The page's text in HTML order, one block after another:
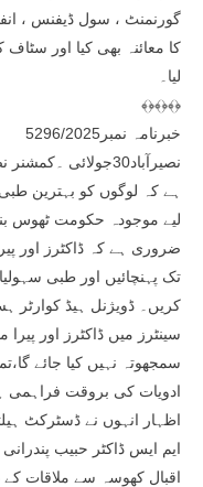
گورنمنٹ ، سول ڈیفنس ،
کا معائنہ بھی کیا اور
لیا۔
﴾﴿﴾﴿﴾﴿
خبرنامہ نمبر5296/2025
نصیرآباد30جولائی
ہے کہ لوگوں کو بہترین
لیے موجودہ حکومت ٹھوس
ضروری ہے کہ ڈاکٹرز اور
تک پہنچائیں اور طبی
کریں۔ ڈویژنل ہیڈ کوارٹر
سینٹرز میں ڈاکٹرز اور
سمجھوتہ نہیں کیا جائے
ادویات کی بروقت فراہمی
اظہار انہوں نے ڈسٹرکٹ
ایم ایس ڈاکٹر حبیب
اقبال کھوسہ سے ملاقات کے